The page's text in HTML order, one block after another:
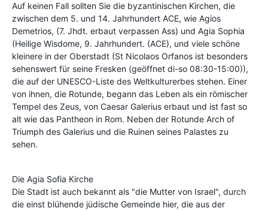
Auf keinen Fall sollten Sie die byzantinischen Kirchen, die
zwischen dem 5. und 14. Jahrhundert ACE, wie Agios
Demetrios, (7. Jhdt. erbaut verpassen Ass) und Agia Sophia
(Heilige Wisdome, 9. Jahrhundert. (ACE), und viele schöne
kleinere in der Oberstadt (St Nicolaos Orfanos ist besonders
sehenswert für seine Fresken (geöffnet di-so 08:30-15:00)),
die auf der UNESCO-Liste des Weltkulturerbes stehen. Einer
von ihnen, die Rotunde, begann das Leben als ein römischer
Tempel des Zeus, von Caesar Galerius erbaut und ist fast so
alt wie das Pantheon in Rom. Neben der Rotunde Arch of
Triumph des Galerius und die Ruinen seines Palastes zu
sehen.
Die Agia Sofia Kirche
Die Stadt ist auch bekannt als "die Mutter von Israel", durch
die einst blühende jüdische Gemeinde hier, die aus der